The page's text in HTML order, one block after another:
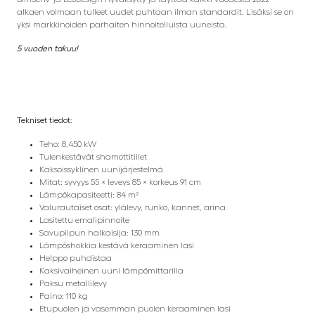
alkaen voimaan tulleet uudet puhtaan ilman standardit. Lisäksi se on
yksi markkinoiden parhaiten hinnoitelluista uuneista.
5 vuoden takuu!
Tekniset tiedot:
Teho: 8,450 kW
Tulenkestävät shamottitiilet
Kaksoissyklinen uunijärjestelmä
Mitat: syvyys 55 × leveys 85 × korkeus 91 cm
Lämpökapasiteetti: 84 m²
Valurautaiset osat: ylälevy, runko, kannet, arina
Lasitettu emalipinnoite
Savupiipun halkaisija: 130 mm
Lämpöshokkia kestävä keraaminen lasi
Helppo puhdistaa
Kaksivaiheinen uuni lämpömittarilla
Paksu metallilevy
Paino: 110 kg
Etupuolen ja vasemman puolen keraaminen lasi